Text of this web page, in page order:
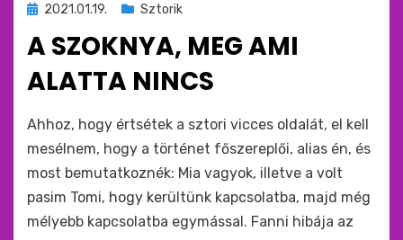
Beküldve
:
2021.01.19. Sztorik
A SZOKNYA, MEG AMI
ALATTA NINCS
by monkey
Ahhoz, hogy értsétek a sztori vicces oldalát, el kell
mesélnem, hogy a történet főszereplői, alias én, és
most bemutatkoznék: Mia vagyok, illetve a volt
pasim Tomi, hogy kerültünk kapcsolatba, majd még
mélyebb kapcsolatba egymással. Fanni hibája az